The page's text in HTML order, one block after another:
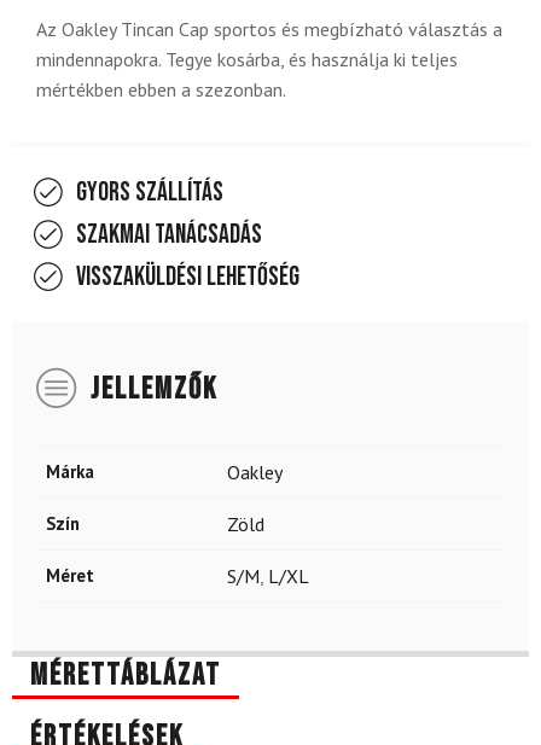
Az Oakley Tincan Cap sportos és megbízható választás a
mindennapokra. Tegye kosárba, és használja ki teljes
mértékben ebben a szezonban.
Gyors szállítás
Szakmai tanácsadás
Visszaküldési lehetőség
JELLEMZŐK
Márka Oakley
Szín Zöld
Méret S/M, L/XL
Mérettáblázat
Értékelések